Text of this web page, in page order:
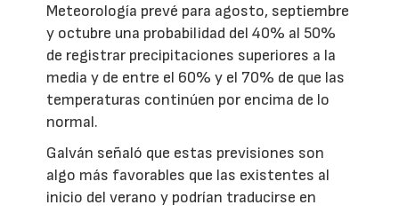
Meteorología prevé para agosto, septiembre
y octubre una probabilidad del 40% al 50%
de registrar precipitaciones superiores a la
media y de entre el 60% y el 70% de que las
temperaturas continúen por encima de lo
normal.
Galván señaló que estas previsiones son
algo más favorables que las existentes al
inicio del verano y podrían traducirse en